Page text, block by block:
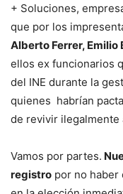
+ Soluciones,
que por los
Alberto Ferrer, Emilio
ellos ex funcionarios
del INE durante la
quienes habrían
de revivir ilegalmente
Vamos por partes.
registro por no haber